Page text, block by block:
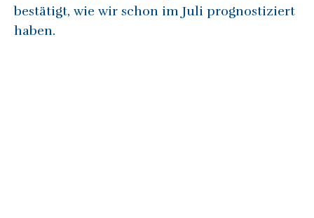
bestätigt, wie wir schon im Juli prognostiziert
haben.